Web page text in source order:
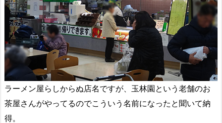
ラーメン屋らしからぬ店名ですが、玉林園という老舗のお
茶屋さんがやってるのでこういう名前になったと聞いて納
得。